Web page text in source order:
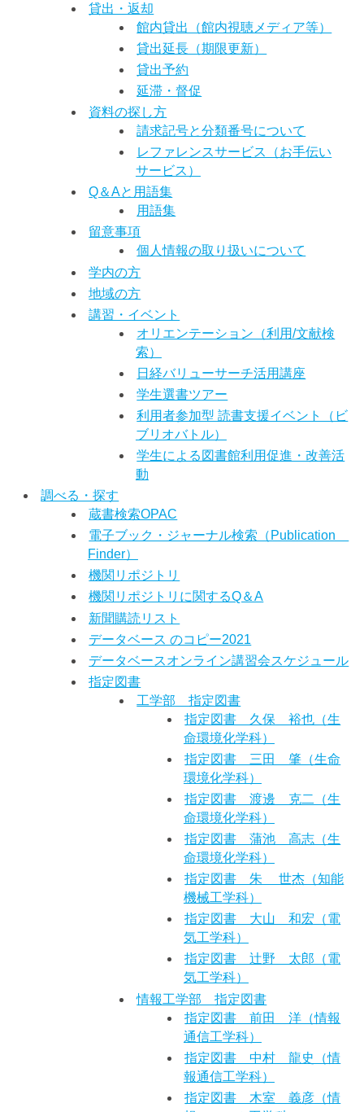
貸出・返却
館内貸出（館内視聴メディア等）
貸出延長（期限更新）
貸出予約
延滞・督促
資料の探し方
請求記号と分類番号について
レファレンスサービス（お手伝い
サービス）
Q＆Aと用語集
用語集
留意事項
個人情報の取り扱いについて
学内の方
地域の方
講習・イベント
オリエンテーション（利用/文献検
索）
日経バリューサーチ活用講座
学生選書ツアー
利用者参加型 読書支援イベント（ビ
ブリオバトル）
学生による図書館利用促進・改善活
動
調べる・探す
蔵書検索OPAC
電子ブック・ジャーナル検索（Publication
Finder）
機関リポジトリ
機関リポジトリに関するQ＆A
新聞購読リスト
データベース のコピー2021
データベースオンライン講習会スケジュール
指定図書
工学部 指定図書
指定図書 久保 裕也（生
命環境化学科）
指定図書 三田 肇（生命
環境化学科）
指定図書 渡邊 克二（生
命環境化学科）
指定図書 蒲池 高志（生
命環境化学科）
指定図書 朱 世杰（知能
機械工学科）
指定図書 大山 和宏（電
気工学科）
指定図書 辻野 太郎（電
気工学科）
情報工学部 指定図書
指定図書 前田 洋（情報
通信工学科）
指定図書 中村 龍史（情
報通信工学科）
指定図書 木室 義彦（情